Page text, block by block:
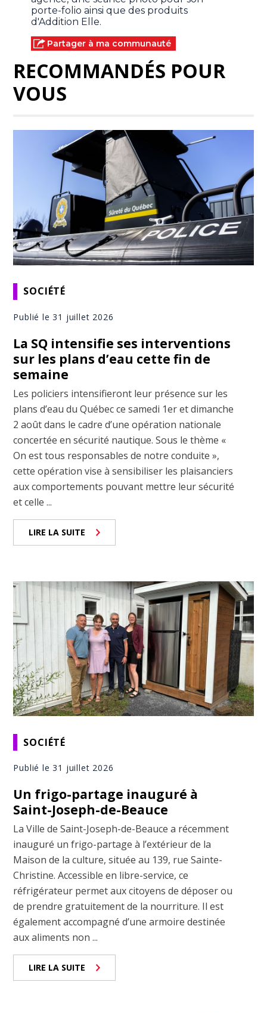
porte-folio ainsi que des produits
d'Addition Elle.
Partager à ma communauté
RECOMMANDÉS POUR
VOUS
SOCIÉTÉ
Publié le 31 juillet 2026
La SQ intensifie ses interventions
sur les plans d’eau cette fin de
semaine
Les policiers intensifieront leur présence sur les
plans d’eau du Québec ce samedi 1er et dimanche
2 août dans le cadre d’une opération nationale
concertée en sécurité nautique. Sous le thème «
On est tous responsables de notre conduite »,
cette opération vise à sensibiliser les plaisanciers
aux comportements pouvant mettre leur sécurité
et celle ...
LIRE LA SUITE
SOCIÉTÉ
Publié le 31 juillet 2026
Un frigo-partage inauguré à
Saint-Joseph-de-Beauce
La Ville de Saint-Joseph-de-Beauce a récemment
inauguré un frigo-partage à l’extérieur de la
Maison de la culture, située au 139, rue Sainte-
Christine. Accessible en libre-service, ce
réfrigérateur permet aux citoyens de déposer ou
de prendre gratuitement de la nourriture. Il est
également accompagné d’une armoire destinée
aux aliments non ...
LIRE LA SUITE